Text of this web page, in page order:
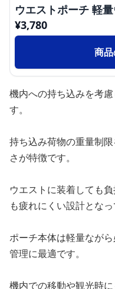
ウエストポーチ 軽
¥3,780
商
機内への持ち込みを考
す。
持ち込み荷物の重量制
さが特徴です。
ウエストに装着しても
も疲れにくい設計となっ
ポーチ本体は軽量なが
管理に最適です。
機内での移動や観光時